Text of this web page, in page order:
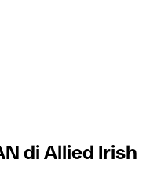
di Allied Irish